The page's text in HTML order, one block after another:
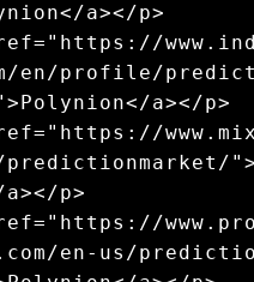
a></p>
en/profile/
a></p>
predictionmarket/
p>
en-us/